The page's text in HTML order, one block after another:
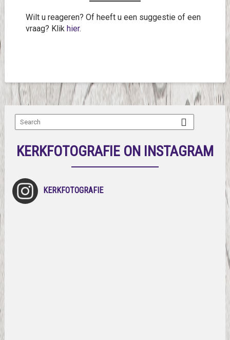
Wilt u reageren? Of heeft u een suggestie of een
vraag? Klikhier.
KERKFOTOGRAFIE ON INSTAGRAM
KERKFOTOGRAFIE